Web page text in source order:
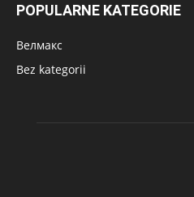
POPULARNE KATEGORIE
Велмакс
Bez kategorii